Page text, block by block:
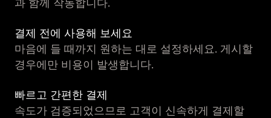
과 함께 작동합니다.
결제 전에 사용해 보세요
마음에 들 때까지 원하는 대로 설정하세요. 게시할
경우에만 비용이 발생합니다.
빠르고 간편한 결제
속도가 검증되었으므로 고객이 신속하게 결제할